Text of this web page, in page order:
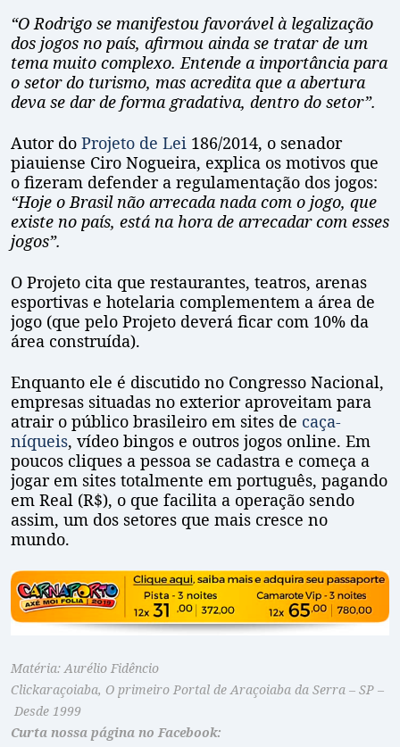
“O Rodrigo se manifestou favorável à legalização
dos jogos no país, afirmou ainda se tratar de um
tema muito complexo. Entende a importância para
o setor do turismo, mas acredita que a abertura
deva se dar de forma gradativa, dentro do setor”.
Autor do Projeto de Lei 186/2014, o senador
piauiense Ciro Nogueira, explica os motivos que
o fizeram defender a regulamentação dos jogos:
“Hoje o Brasil não arrecada nada com o jogo, que
existe no país, está na hora de arrecadar com esses
jogos”.
O Projeto cita que restaurantes, teatros, arenas
esportivas e hotelaria complementem a área de
jogo (que pelo Projeto deverá ficar com 10% da
área construída).
Enquanto ele é discutido no Congresso Nacional,
empresas situadas no exterior aproveitam para
atrair o público brasileiro em sites de caça-
níqueis, vídeo bingos e outros jogos online. Em
poucos cliques a pessoa se cadastra e começa a
jogar em sites totalmente em português, pagando
em Real (R$), o que facilita a operação sendo
assim, um dos setores que mais cresce no
mundo.
Matéria: Aurélio Fidêncio
Clickaraçoiaba, O primeiro Portal de Araçoiaba da Serra – SP –
Desde 1999
Curta nossa página no Facebook: